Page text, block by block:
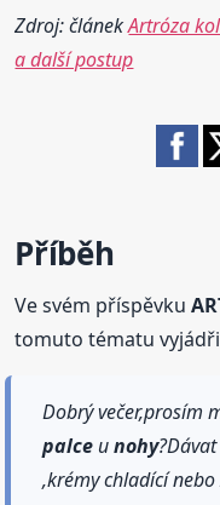
Zdroj: článekArtróza
a další postup
Příběh
Ve svém příspěvku
tomuto tématu
Dobrý večer,prosím
palce unohy
,krémy chladící